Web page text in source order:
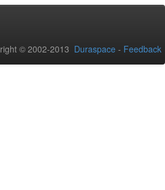
© 2002-2013 Duraspace - Feedback